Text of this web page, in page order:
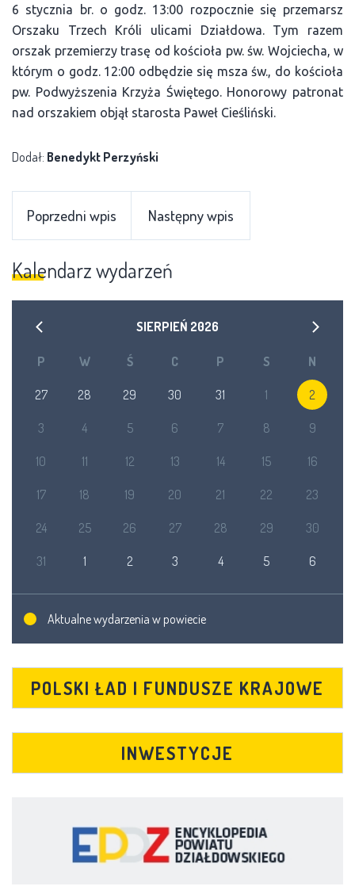
6 stycznia br. o godz. 13:00 rozpocznie się przemarsz
Orszaku Trzech Króli ulicami Działdowa. Tym razem
orszak przemierzy trasę od kościoła pw. św. Wojciecha, w
którym o godz. 12:00 odbędzie się msza św., do kościoła
pw. Podwyższenia Krzyża Świętego. Honorowy patronat
nad orszakiem objął starosta Paweł Cieśliński.
Dodał: Benedykt Perzyński
Poprzedni wpis Następny wpis
Kalendarz wydarzeń
SIERPIEŃ 2026
P W Ś C P S N
27 28 29 30 31 1 2
3 4 5 6 7 8 9
10 11 12 13 14 15 16
17 18 19 20 21 22 23
24 25 26 27 28 29 30
31 1 2 3 4 5 6
Aktualne wydarzenia w powiecie
POLSKI ŁAD I FUNDUSZE KRAJOWE
INWESTYCJE